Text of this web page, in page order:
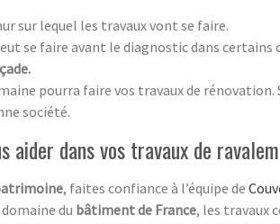
sur lequel les travaux vont se faire.
se faire avant le diagnostic dans certains
.
pourra faire vos travaux de rénovation.
société.
aider dans vos travaux de
, faites confiance à l’équipe de
du bâtiment de France, les travaux